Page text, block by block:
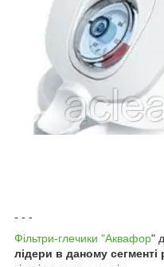
- - -
Фільтри-глечики "Аквафор"
лідери в даному сегменті